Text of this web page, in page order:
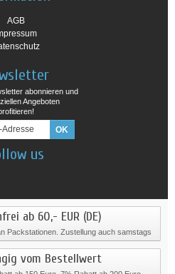
AGB
abonnieren und
Angeboten
us
ab 60,- EUR (DE)
Packstationen. Zustellung auch samstags
vom Bestellwert